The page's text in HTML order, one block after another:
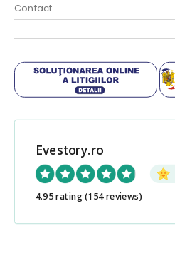
Contact
Evestory.ro
4.95 rating(154 reviews)